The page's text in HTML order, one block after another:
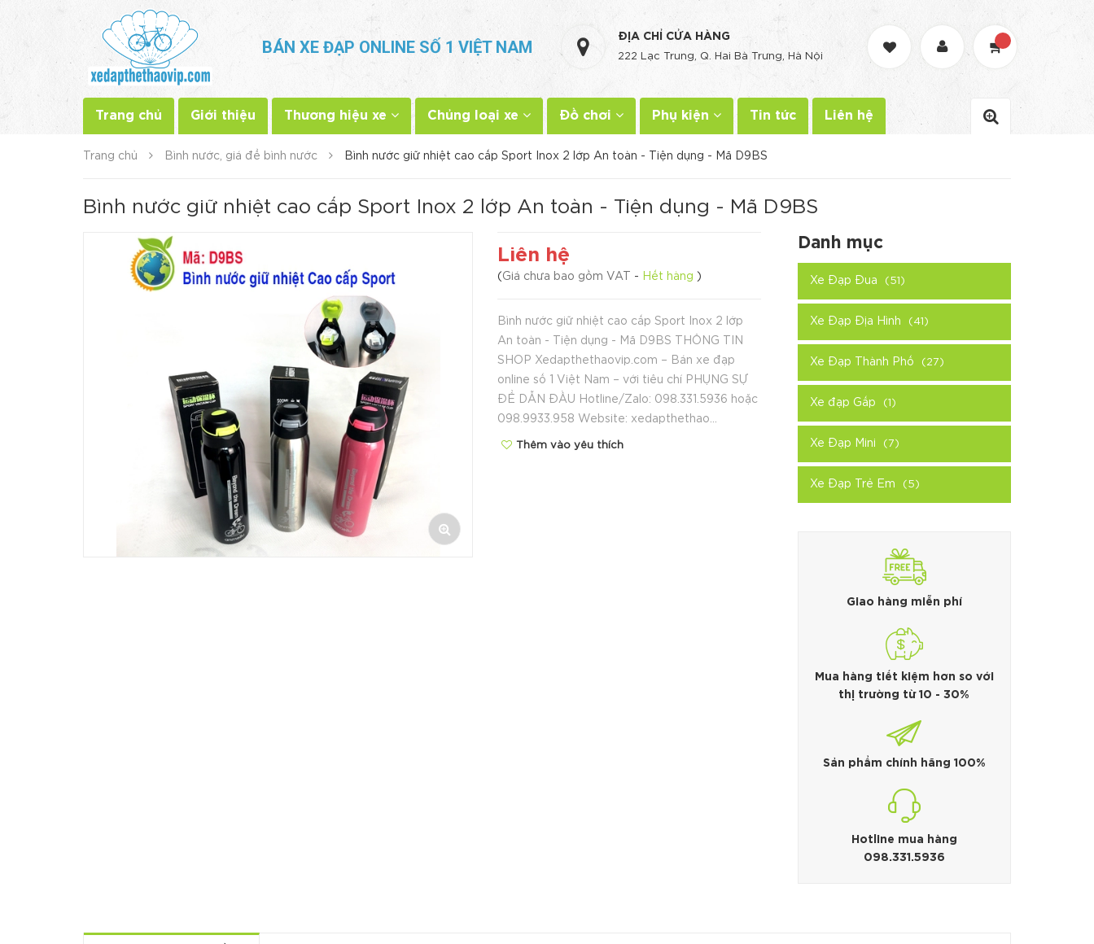
BÁN XE ĐẠP ONLINE SỐ 1 VIỆT NAM
ĐỊA CHỈ CỬA HÀNG
222 Lạc Trung, Q. Hai Bà Trưng, Hà Nội
Trang chủ Giới thiệu Thương hiệu xe Chủng loại xe Đồ chơi Phụ kiện Tin tức Liên hệ
Trang chủ Bình nước, giá để bình nước Bình nước giữ nhiệt cao cấp Sport Inox 2 lớp An toàn - Tiện dụng - Mã D9BS
Bình nước giữ nhiệt cao cấp Sport Inox 2 lớp An toàn - Tiện dụng - Mã D9BS
Danh mục
Xe Đạp Đua (51)
Xe Đạp Địa Hình (41)
Xe Đạp Thành Phố (27)
Xe đạp Gấp (1)
Xe Đạp Mini (7)
Xe Đạp Trẻ Em (5)
Giao hàng miễn phí
Mua hàng tiết kiệm hơn so với
thị trường từ 10 - 30%
Sản phẩm chính hãng 100%
Hotline mua hàng
098.331.5936
Liên hệ
( Giá chưa bao gồm VAT - Hết hàng )
Bình nước giữ nhiệt cao cấp Sport Inox 2 lớp
An toàn - Tiện dụng - Mã D9BS THÔNG TIN
SHOP Xedapthethaovip.com – Bán xe đạp
online số 1 Việt Nam – với tiêu chí PHỤNG SỰ
ĐỂ DẪN ĐẦU Hotline/Zalo: 098.331.5936 hoặc
098.9933.958 Website: xedapthethao...
Thêm vào yêu thích